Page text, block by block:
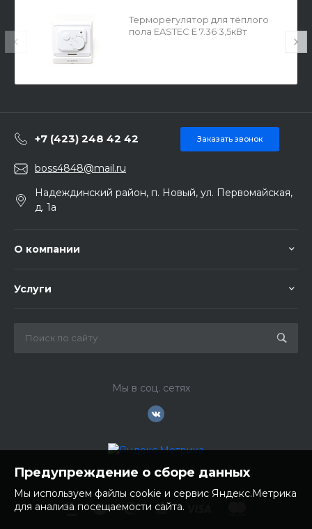
Терморегулятор для тёплого
пола EASTEC Е 7.36 3,5кВт
+7 (423) 248 42 42 Заказать звонок
boss4848@mail.ru
Надеждинский район, п. Новый, ул. Первомайская,
д. 1а
О компании
Услуги
Мы в соц. сетях
Предупреждение о сборе данных
Мы используем файлы cookie и сервис Яндекс.Метрика
для анализа посещаемости сайта.